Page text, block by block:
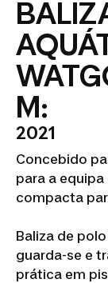
M:
2021
Concebido
para a
compacta
Baliza de
guarda-se e
prática em